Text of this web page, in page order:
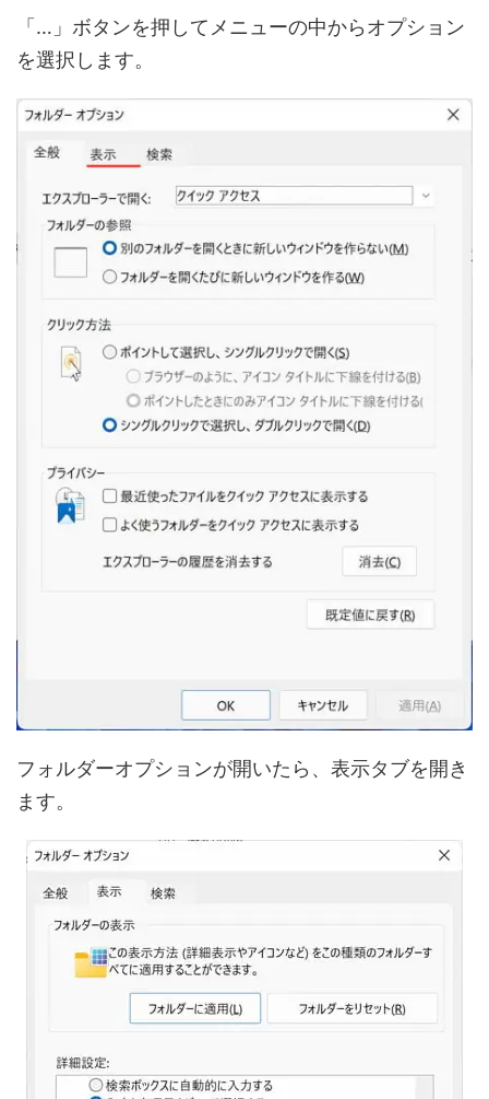
「…」ボタンを押してメニューの中からオプション
を選択します。
フォルダーオプションが開いたら、表示タブを開き
ます。